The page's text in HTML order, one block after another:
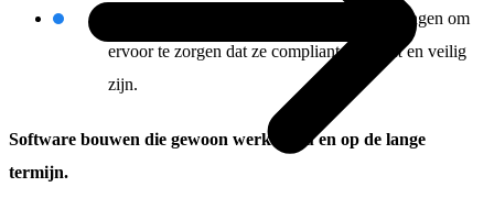
Het integreren en monitoren van AI-oplossingen om
ervoor te zorgen dat ze compliant,
resilienten veilig
zijn.
Software bouwen die gewoon werkt – nu en op de lange
termijn.